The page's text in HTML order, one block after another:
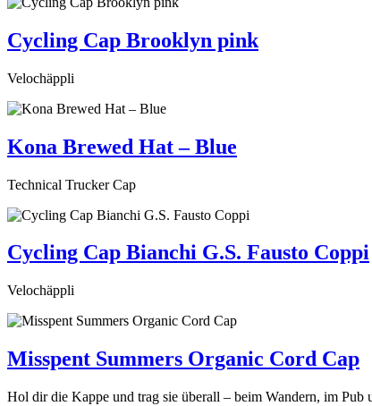
Cycling Cap Brooklyn pink
Velochäppli
Kona Brewed Hat – Blue
Technical Trucker Cap
Cycling Cap Bianchi G.S. Fausto Coppi
Velochäppli
Misspent Summers Organic Cord Cap
Hol dir die Kappe und trag sie überall – beim Wandern, im Pub